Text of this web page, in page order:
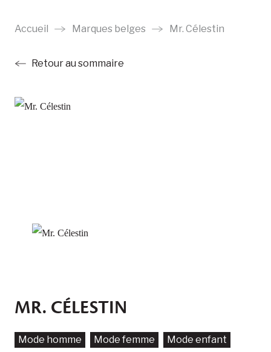
principalRetour au sommaire
Accueil Marques belges Mr. Célestin
MR. CÉLESTIN
Mode homme Mode femme
Mode enfant